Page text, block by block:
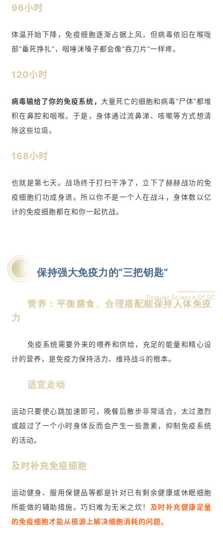
学
临
床
化
会
展
动
关
于
我
登录 注册
96小时
体温开始下降，免疫细胞逐渐占据上风，但病毒依旧在喉咙
部“垂死挣扎”，咽唾沫嗓子都会像“吞刀片”一样疼。
120小时
病毒输给了你的免疫系统， 大量死亡的细胞和病毒“尸体”都堆
积在鼻腔和咽喉。 于是，身体通过流鼻涕、咳嗽等方式想清
除这些垃圾。
168小时
也就是第七天。战场终于打扫干净了，立下了赫赫战功的免
疫细胞们功成身退。所以你不是一个人在战斗，身体数以亿
计的免疫细胞都在和你一起抗战。
保持强大免疫力的“三把钥匙”
Popular Science Of SC
营养：平衡膳食、合理搭配能保持人体免疫
力
免疫系统需要外来的喂养和供给，充足的能量和精心设
计的营养，是免疫力保持活力、维持战斗的根本。
适宜走动
运动只要使心跳加速即可，晚餐后散步非常适合，太过激烈
或超过了一个小时身体反而会产生一些激素，抑制免疫系统
的活动。
及时补充免疫细 胞
运动健身、服用保健品等都是针对已有剩余健康或休眠细胞
所能做的辅助措施。巧妇难为无米之炊！ 及时补充健康足量
的免疫细胞才能从根源上解决细胞消耗的问题。